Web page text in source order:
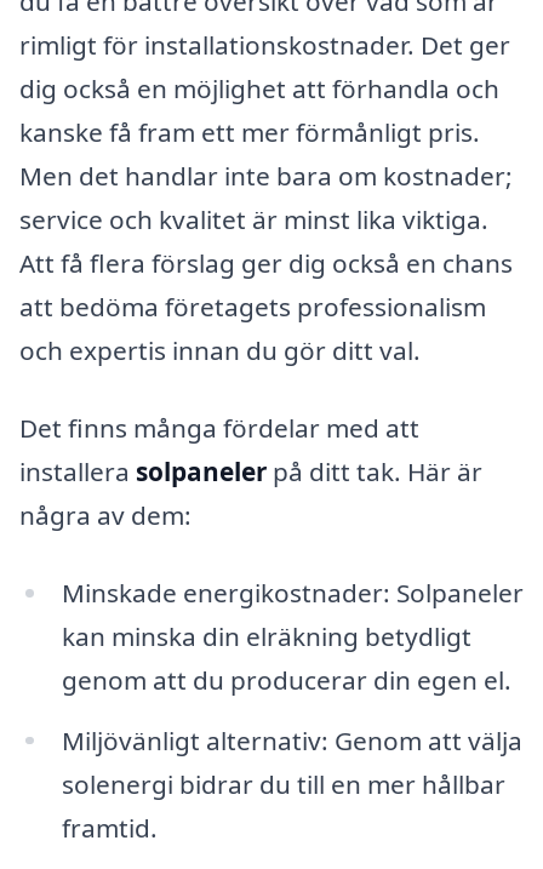
rimligt för installationskostnader. Det ger
dig också en möjlighet att förhandla och
kanske få fram ett mer förmånligt pris.
Men det handlar inte bara om kostnader;
service och kvalitet är minst lika viktiga.
Att få flera förslag ger dig också en chans
att bedöma företagets professionalism
och expertis innan du gör ditt val.
Det finns många fördelar med att
installera solpaneler på ditt tak. Här är
några av dem:
Minskade energikostnader: Solpaneler
kan minska din elräkning betydligt
genom att du producerar din egen el.
Miljövänligt alternativ: Genom att välja
solenergi bidrar du till en mer hållbar
framtid.